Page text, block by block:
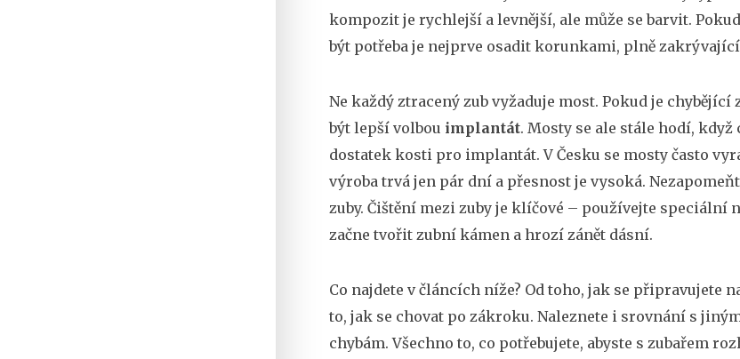
kompozit je rychlejší a levnější, ale může se barvit.
být potřeba je nejprve osadit korunkami, plně
Ne každý ztracený zub vyžaduje most. Pokud je
být lepší volbou implantát. Mosty se ale stále hodí,
dostatek kosti pro implantát. V Česku se mosty často
výroba trvá jen pár dní a přesnost je vysoká.
zuby. Čištění mezi zuby je klíčové – používejte
začne tvořit zubní kámen a hrozí zánět dásní.
Co najdete v článcích níže? Od toho, jak se připravujete
to, jak se chovat po zákroku. Naleznete i srovnání s
chybám. Všechno to, co potřebujete, abyste s zubařem